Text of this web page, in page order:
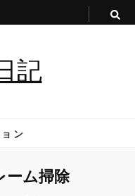
記
ン
ーム掃除